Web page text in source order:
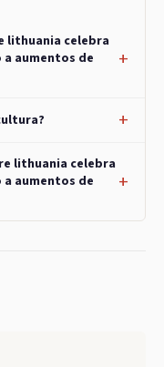
lithuania celebra
aumentos de
lithuania celebra
aumentos de